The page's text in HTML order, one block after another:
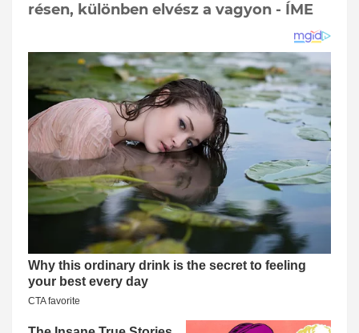
résen, különben elvész a vagyon - ÍME